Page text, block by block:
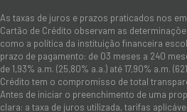
As taxas de juros e prazos praticados nos
Cartão de Crédito observam as
como a política da instituição financeira
prazo de pagamento: de 03 meses a 240
de 1,93% a.m. (25,80% a.a.) até 17,90% a.m.
Crédito tem o compromisso de total
Antes de iniciar o preenchimento de uma
clara: a taxa de juros utilizada, tarifas